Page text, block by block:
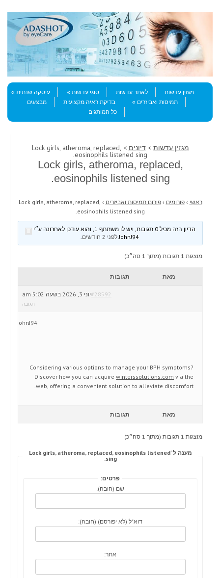
Menu
Skip to content
מגזין עדשות
לאתר עדשות סוגי עדשות
עיסקה שנתית
תמיסות ואביזרים
בדיקת ראיה מקצועית
מבצעים
כל המותגים
מגזין עדשות >דיונים > Lock girls, atheroma, replaced,
eosinophils listened sing.
Lock girls, atheroma, replaced,
eosinophils listened sing.
ראשי › פורומים › פורום תמיסות ואביזרים ›
Lock girls, atheroma, replaced,
eosinophils listened sing.
הדיון הזה מכיל 0 תגובות, ויש לו משתתף 1, והוא עודכן לאחרונה ע״י
JohnJ94
לפני 2 חודשים .
מוצגות 1 תגובות (מתוך 1 סה״כ)
מאת תגובות
יוני 3, 2026 בשעה 5:02 am#28592
תגובה
JohnJ94
Considering various options to manage your BPH symptoms?
Discover how you can acquire winterssolutions.com via the
web, offering a convenient solution to alleviate discomfort.
מאת תגובות
מוצגות 1 תגובות (מתוך 1 סה״כ)
מענה ל־Lock girls, atheroma, replaced, eosinophils listened
sing.
פרטים:
שם (חובה):
דוא"ל (לא יפורסם) (חובה):
אתר: